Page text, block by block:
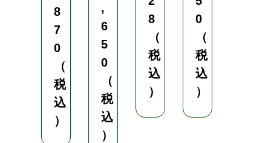
8
7
0
（
税
込
）
,
6
5
0
（
税
込
）
8
（
税
込
）
0
（
税
込
）